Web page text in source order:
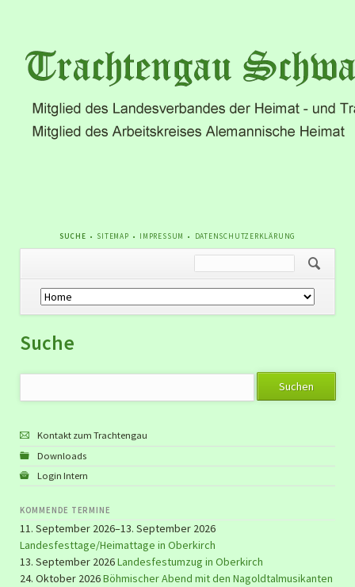
NAVIGATION
SUCHE SITEMAP IMPRESSUM DATENSCHUTZERKLÄRUNG
Navigation
überspringen
Suche
Suchbegriffe
Suchen
Kontakt zum Trachtengau
Downloads
Login Intern
KOMMENDE TERMINE
11. September 2026–13. September 2026
Landesfesttage/Heimattage in Oberkirch
13. September 2026Landesfestumzug in Oberkirch
24. Oktober 2026Böhmischer Abend mit den Nagoldtalmusikanten